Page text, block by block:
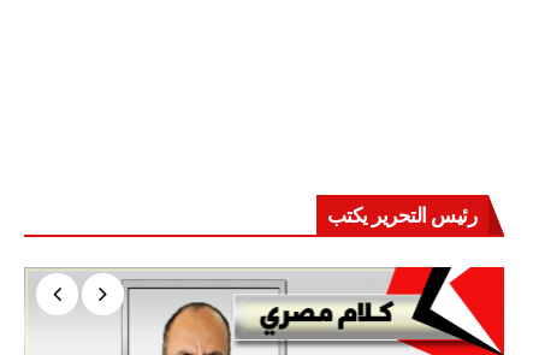
رئيس التحرير يكتب